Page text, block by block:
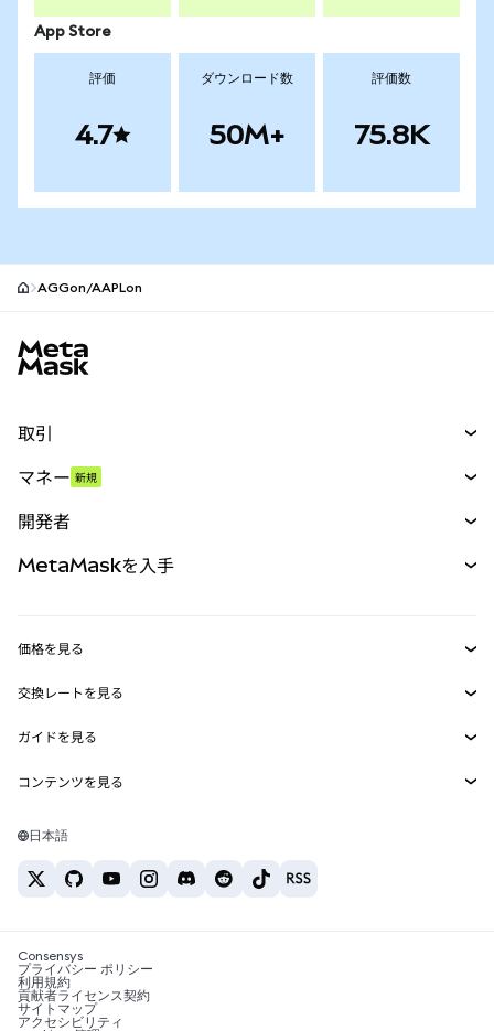
App Store
評価
4.7
ダウンロード数
50M+
評価数
75.8K
AGGon/AAPLon
取引
パーペチュアル
RWA
マネー 新規
開発者
MetaMask Connect
Snaps
Web3サービス
MetaMaskを入手
セキュリティ
サポート
キャリア
お問い合わせ
価格を見る
イーサリアムの価格
Solanaの価格
Tetherの価格
交換レートを見る
ETH→USD
USDT→INR
BTC→INR
ETH→USDT
ガイドを見る
ETHの購入
USDTの購入
SHIBの購入
BNBの購入
コンテンツを見る
Solanaウォレット
税制関連ニュース
暗号資産の購入方法は？
日本語
Consensys
プライバシー ポリシー
利用規約
貢献者ライセンス契約
サイトマップ
アクセシビリティ